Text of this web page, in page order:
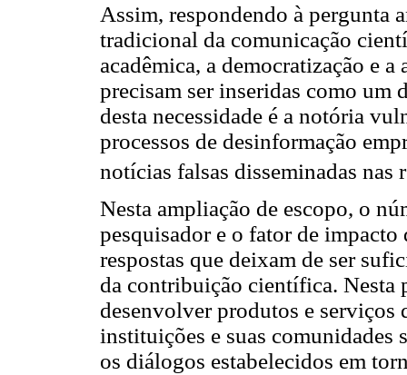
Assim, respondendo à pergunta
tradicional da comunicação
acadêmica, a democratização e
precisam ser inseridas como um
desta necessidade é a notória
processos de desinformação
notícias falsas disseminadas nas
Nesta ampliação de escopo, o
pesquisador e o fator de
respostas que deixam de ser
da contribuição científica. Nesta
desenvolver produtos e serviços
instituições e suas comunidades
os diálogos estabelecidos em